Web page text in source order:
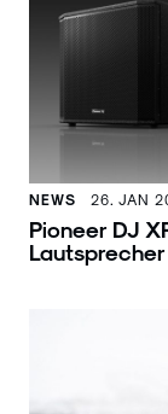
NEWS 26. JAN
Pioneer DJ